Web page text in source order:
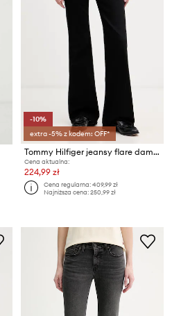
-10%
extra -5% z kodem: OFF*
Tommy Hilfiger jeansy flare damskie
Cena aktualna:
224,99 zł
Cena regularna:409,99 zł
Najniższa cena:250,99 zł